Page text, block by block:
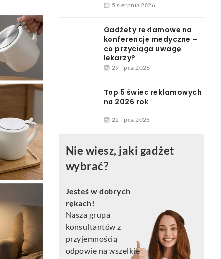
5 sierpnia 2026
Gadżety reklamowe na
konferencje medyczne –
co przyciąga uwagę
lekarzy?
29 lipca 2026
Top 5 świec reklamowych
na 2026 rok
22 lipca 2026
Nie wiesz, jaki gadżet
wybrać?
Jesteś w dobrych
rękach!
Nasza grupa
konsultantów z
przyjemnością
odpowie na wszelkie